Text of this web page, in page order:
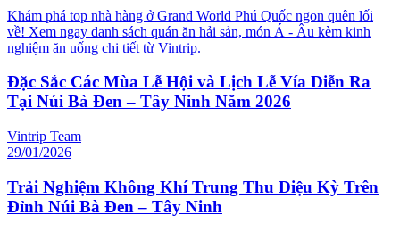
Khám phá top nhà hàng ở Grand World Phú Quốc ngon quên lối
về! Xem ngay danh sách quán ăn hải sản, món Á - Âu kèm kinh
nghiệm ăn uống chi tiết từ Vintrip.
Đặc Sắc Các Mùa Lễ Hội và Lịch Lễ Vía Diễn Ra
Tại Núi Bà Đen – Tây Ninh Năm 2026
Vintrip Team
29/01/2026
Trải Nghiệm Không Khí Trung Thu Diệu Kỳ Trên
Đỉnh Núi Bà Đen – Tây Ninh